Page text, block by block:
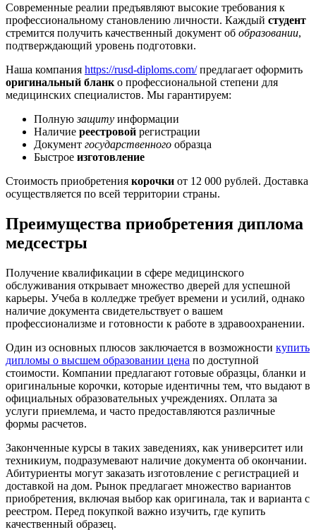
Современные реалии предъявляют высокие требования к
профессиональному становлению личности. Каждый студент
стремится получить качественный документ об образовании,
подтверждающий уровень подготовки.
Наша компания https://rusd-diploms.com/предлагает оформить
оригинальный бланк о профессиональной степени для
медицинских специалистов. Мы гарантируем:
Полнуюзащиту информации
Наличие реестровой регистрации
Документ государственного образца
Быстрое изготовление
Стоимость приобретения корочки от 12 000 рублей. Доставка
осуществляется по всей территории страны.
Преимущества приобретения диплома
медсестры
Получение квалификации в сфере медицинского
обслуживания открывает множество дверей для успешной
карьеры. Учеба в колледже требует времени и усилий, однако
наличие документа свидетельствует о вашем
профессионализме и готовности к работе в здравоохранении.
Один из основных плюсов заключается в возможности купить
дипломы о высшем образовании цена по доступной
стоимости. Компании предлагают готовые образцы, бланки и
оригинальные корочки, которые идентичны тем, что выдают в
официальных образовательных учреждениях. Оплата за
услуги приемлема, и часто предоставляются различные
формы расчетов.
Законченные курсы в таких заведениях, как университет или
техникиум, подразумевают наличие документа об окончании.
Абитуриенты могут заказать изготовление с регистрацией и
доставкой на дом. Рынок предлагает множество вариантов
приобретения, включая выбор как оригинала, так и варианта с
реестром. Перед покупкой важно изучить, где купить
качественный образец.